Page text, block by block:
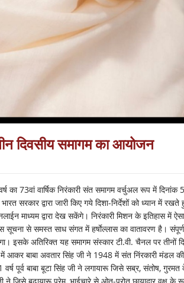
दिवसीय समागम का आयोजन
का 73वां वार्षिक निरंकारी संत समागम वर्चुअल रूप में
सरकार द्वारा जारी किए गये दिशा-निर्देशों को ध्यान में
माध्यम द्वारा देख सकेंगे। निरंकारी मिशन के इतिहास में ऐसा
से समस्त साध संगत में हर्षाेल्लास का वातावरण है।
इसके अतिरिक्त यह समागम संस्कार टी.वी. चैनल पर
में आकर बाबा अवतार सिंह जी ने 1948 में संत निंरकारी मंडल
पूर्व बाबा बूटा सिंह जी ने लगायारू जिसे सब्र, संतोष, गुरमत